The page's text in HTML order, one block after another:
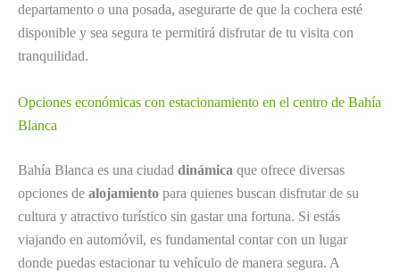
departamento o una posada, asegurarte de que la cochera esté
disponible y sea segura te permitirá disfrutar de tu visita con
tranquilidad.
Opciones económicas con estacionamiento en el centro de Bahía
Blanca
Bahía Blanca es una ciudad dinámica que ofrece diversas
opciones de alojamiento para quienes buscan disfrutar de su
cultura y atractivo turístico sin gastar una fortuna. Si estás
viajando en automóvil, es fundamental contar con un lugar
donde puedas estacionar tu vehículo de manera segura. A